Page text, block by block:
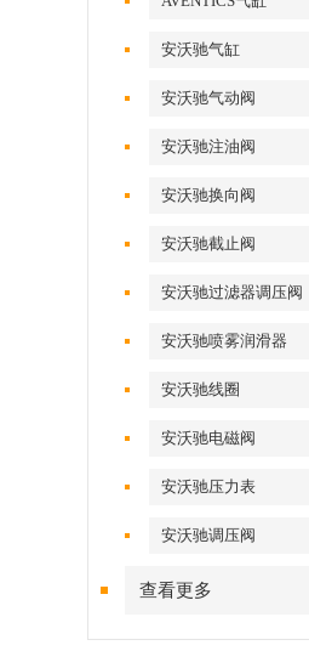
安沃驰气缸
安沃驰气动阀
安沃驰注油阀
安沃驰换向阀
安沃驰截止阀
安沃驰过滤器调压阀
安沃驰喷雾润滑器
安沃驰线圈
安沃驰电磁阀
安沃驰压力表
安沃驰调压阀
查看更多